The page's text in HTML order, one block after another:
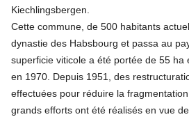
Kiechlingsbergen.
Cette commune, de 500 habitants
dynastie des Habsbourg et passa au
superficie viticole a été portée de 55 ha
en 1970. Depuis 1951, des
effectuées pour réduire la
grands efforts ont été réalisés en vue